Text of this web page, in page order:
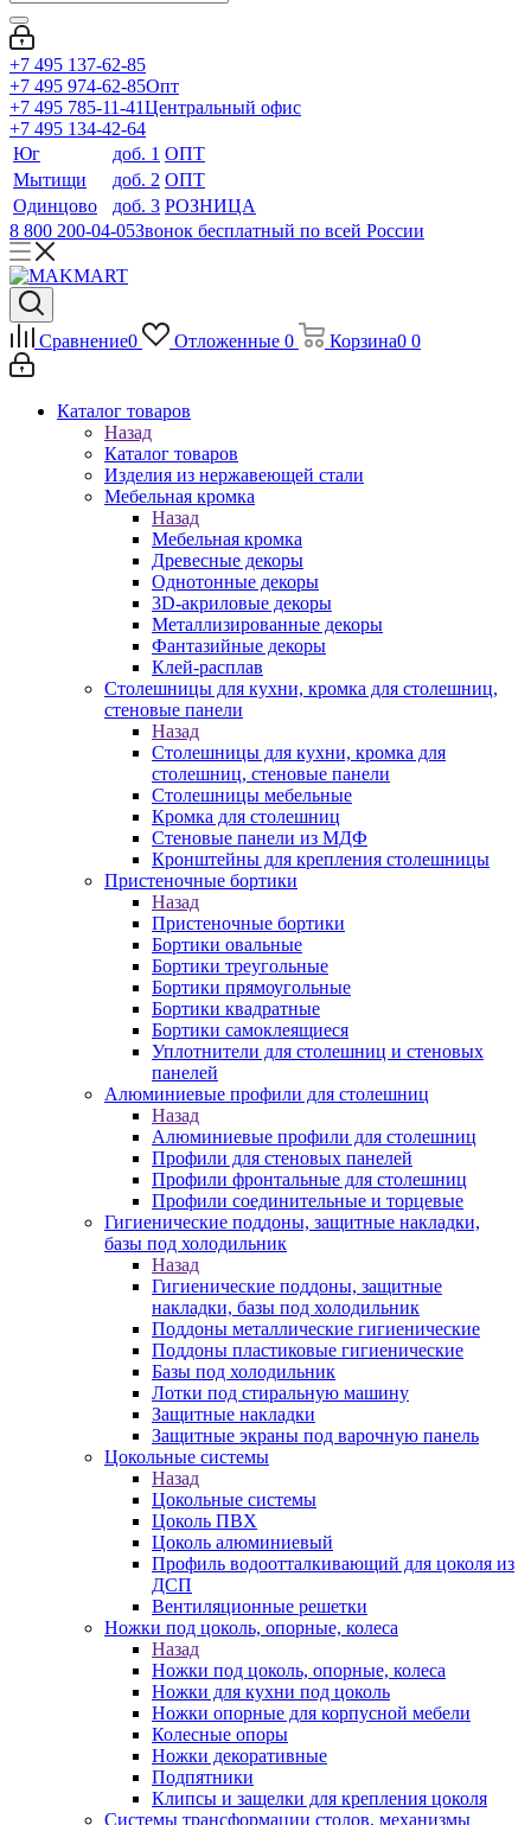
+7 495 137-62-85
+7 495 974-62-85Опт
+7 495 785-11-41Центральный офис
+7 495 134-42-64
Юг
доб. 1 ОПТ
Мытищи
доб. 2 ОПТ
Одинцово
доб. 3 РОЗНИЦА
8 800 200-04-05Звонок бесплатный по всей России
Сравнение0 Отложенные 0 Корзина0 0
Каталог товаров
Назад
Каталог товаров
Изделия из нержавеющей стали
Мебельная кромка
Назад
Мебельная кромка
Древесные декоры
Однотонные декоры
3D-акриловые декоры
Металлизированные декоры
Фантазийные декоры
Клей-расплав
Столешницы для кухни, кромка для столешниц,
стеновые панели
Назад
Столешницы для кухни, кромка для
столешниц, стеновые панели
Столешницы мебельные
Кромка для столешниц
Стеновые панели из МДФ
Кронштейны для крепления столешницы
Пристеночные бортики
Назад
Пристеночные бортики
Бортики овальные
Бортики треугольные
Бортики прямоугольные
Бортики квадратные
Бортики самоклеящиеся
Уплотнители для столешниц и стеновых
панелей
Алюминиевые профили для столешниц
Назад
Алюминиевые профили для столешниц
Профили для стеновых панелей
Профили фронтальные для столешниц
Профили соединительные и торцевые
Гигиенические поддоны, защитные накладки,
базы под холодильник
Назад
Гигиенические поддоны, защитные
накладки, базы под холодильник
Поддоны металлические гигиенические
Поддоны пластиковые гигиенические
Базы под холодильник
Лотки под стиральную машину
Защитные накладки
Защитные экраны под варочную панель
Цокольные системы
Назад
Цокольные системы
Цоколь ПВХ
Цоколь алюминиевый
Профиль водоотталкивающий для цоколя из
ДСП
Вентиляционные решетки
Ножки под цоколь, опорные, колеса
Назад
Ножки под цоколь, опорные, колеса
Ножки для кухни под цоколь
Ножки опорные для корпусной мебели
Колесные опоры
Ножки декоративные
Подпятники
Клипсы и защелки для крепления цоколя
Системы трансформации столов, механизмы